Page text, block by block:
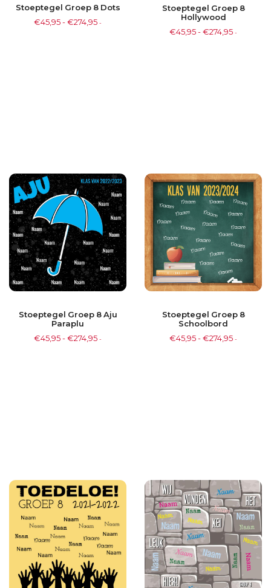
Stoeptegel Groep 8 Dots
€45,95-€274,95 -
Stoeptegel Groep 8
Hollywood
€45,95-€274,95 -
Stoeptegel Groep 8 Aju
Paraplu
€45,95-€274,95 -
Stoeptegel Groep 8
Schoolbord
€45,95-€274,95 -